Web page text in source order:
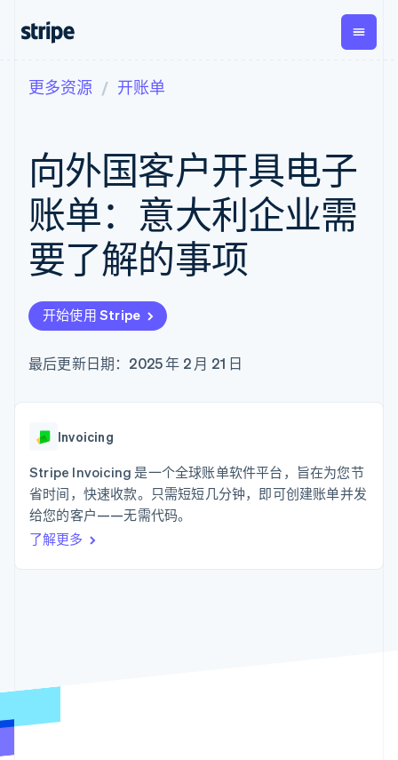
支付
在线支付
Payment links
无代码支付
Checkout
预构建支付界
面
Elements
Payment
methods
接入 125+ 种支
Authorization
支付成功率优
Link
营收
经常性收入
Metronome
按用量计费
Subscriptions
订阅管理
Invoicing
一次性或定期
Tax
销售税和增值
Recognition
Stripe Sigma
Global
Payouts
向第三
方打款
更多
Product roadmap
碳移除
按企业阶段
按应用场景
智能体商务
加密货币
嵌入式金融
财务自动化
全球化企业
交易市场
按行业
AI 企业
酒店、旅游与休闲
文档
库与 SDK
Stripe Apps
指南
实施预置结账流程
构建平台或交易市场
管理订阅
发行稳定币支持的支付卡
资源
应用集成
代码示例
学习
指南
支持
获取支持
专业服务
公司
产品路线图
Stripe Press
联系销售
更多资源 开账单
向外国客户开具电子
账单：意大利企业需
要了解的事项
开始使用 Stripe
最后更新日期：2025 年 2 月 21 日
Invoicing
Stripe Invoicing 是一个全球账单软件平台，旨在为您节
省时间，快速收款。只需短短几分钟，即可创建账单并发
给您的客户——无需代码。
了解更多